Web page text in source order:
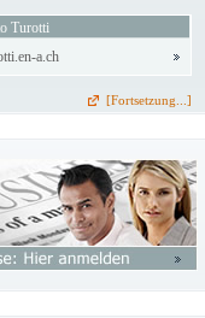
Turotti
a.ch
[Fortsetzung...]